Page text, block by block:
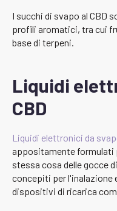
I succhi di svapo al CBD
profili aromatici, tra cui
base di terpeni.
Liquidi
CBD
Liquidi elettronici da
appositamente formulati
stessa cosa delle gocce
concepiti per l'inalazione
dispositivi di ricarica